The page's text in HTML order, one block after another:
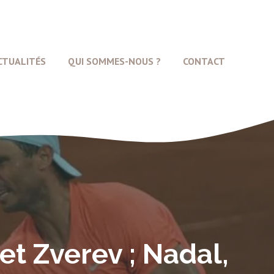
QUI SOMMES-NOUS ? CONTACT
Zverev ; Nadal,